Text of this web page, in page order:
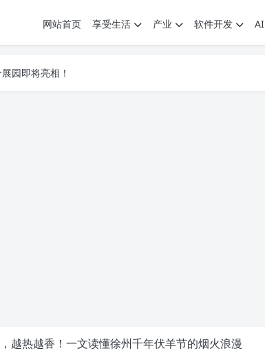
网站首页 享受生活 产业 软件开发 AI
仅738M，覆盖全场景技能
仅738M，覆盖全场景技能
越热越香！一文读懂徐州千年伏羊节的烟火浪漫